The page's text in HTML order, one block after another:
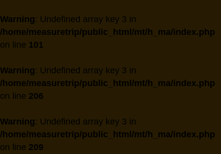
Warning: Undefined array key 3 in
/home/measuretrip/public_html/mt/h_ma/index.php
on line 101
Warning: Undefined array key 3 in
/home/measuretrip/public_html/mt/h_ma/index.php
on line 206
Warning: Undefined array key 3 in
/home/measuretrip/public_html/mt/h_ma/index.php
on line 209